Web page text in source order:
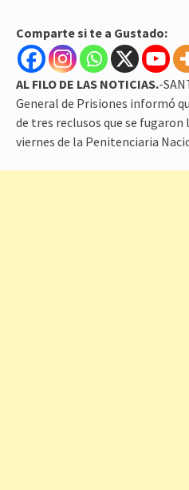
Comparte si te a Gustado:
AL FILO DE LAS NOTICIAS.-
General de Prisiones informó
de tres reclusos que se fugaron
viernes de la Penitenciaria